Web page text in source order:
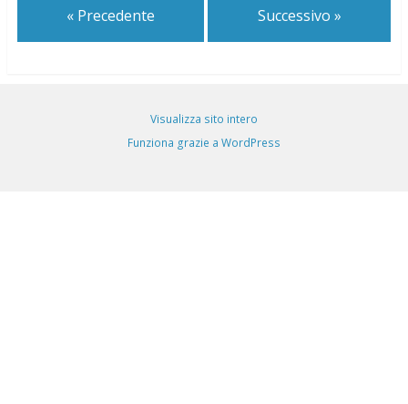
« Precedente Successivo »
Visualizza sito intero
Funziona grazie a WordPress